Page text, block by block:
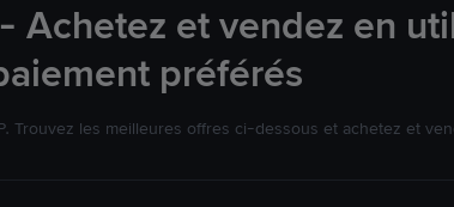
Achetez et vendez en
préférés
Trouvez les meilleures offres ci-dessous et achetez et